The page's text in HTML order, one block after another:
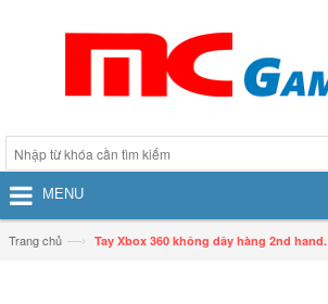
MENU
Trang chủ —› Tay Xbox 360 không dây hàng 2nd hand.